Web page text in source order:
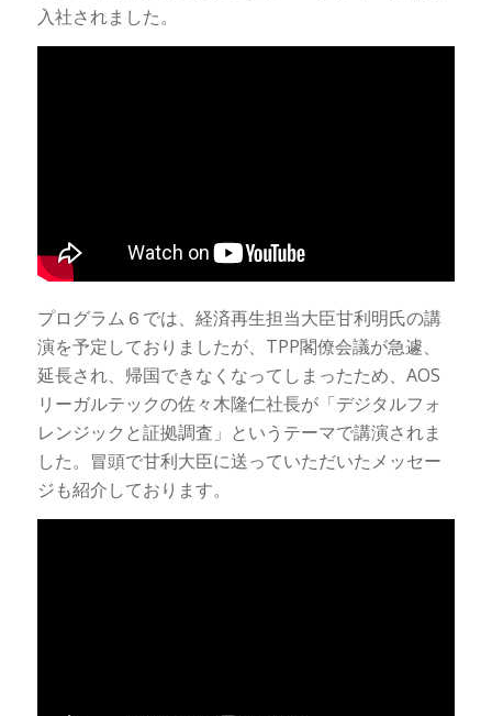
入社されました。
プログラム６では、経済再生担当大臣甘利明氏の講
演を予定しておりましたが、TPP閣僚会議が急遽、
延長され、帰国できなくなってしまったため、AOS
リーガルテックの佐々木隆仁社長が「デジタルフォ
レンジックと証拠調査」というテーマで講演されま
した。冒頭で甘利大臣に送っていただいたメッセー
ジも紹介しております。